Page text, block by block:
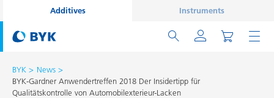
Additives Instruments
BYK
News
BYK-Gardner Anwendertreffen 2018 Der Insidertipp für
Qualitätskontrolle von Automobilexterieur-Lacken